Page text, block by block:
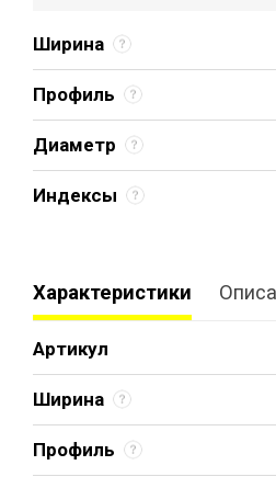
Ширина
Профиль
Диаметр
Индексы
Характеристики
Артикул
Ширина
Профиль